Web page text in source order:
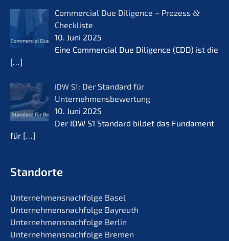
Commer­cial Due Diligence – Prozess &
Checkliste
10. Juni 2025
Eine Commer­cial Due Diligence (CDD) ist die
[…]
IDW S1: Der Standard für
Unternehmensbewertung
10. Juni 2025
Der IDW S1 Standard bildet das Funda­ment
für […]
Standorte
Unternehmens­nachfolge Basel
Unternehmens­nachfolge Bayreuth
Unternehmens­nachfolge Berlin
Unternehmens­nachfolge Bremen